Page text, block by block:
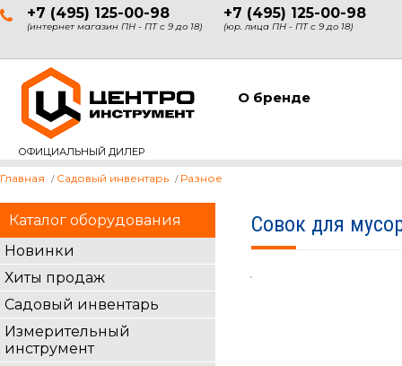
+7 (495) 125-00-98
(интернет магазин ПН - ПТ с 9 до 18)
+7 (495) 125-00-98
(юр. лица ПН - ПТ с 9 до 18)
ОФИЦИАЛЬНЫЙ ДИЛЕР
О бренде
Каталог оборудования
Новинки
Хиты продаж
Садовый инвентарь
Измерительный
инструмент
Главная Садовый инвентарь Разное
Совок для